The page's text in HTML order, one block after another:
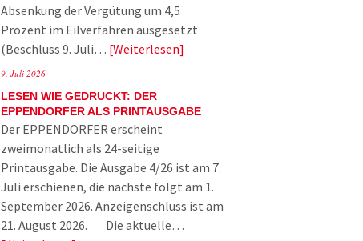
Absenkung der Vergütung um 4,5
Prozent im Eilverfahren ausgesetzt
(Beschluss 9. Juli… Weiterlesen
9. Juli 2026
LESEN WIE GEDRUCKT: DER
EPPENDORFER ALS PRINTAUSGABE
Der EPPENDORFER erscheint
zweimonatlich als 24-seitige
Printausgabe. Die Ausgabe 4/26 ist am 7.
Juli erschienen, die nächste folgt am 1.
September 2026. Anzeigenschluss ist am
21. August 2026. Die aktuelle…